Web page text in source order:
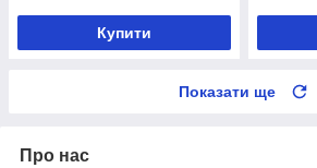
Купити
Показати ще
Про нас